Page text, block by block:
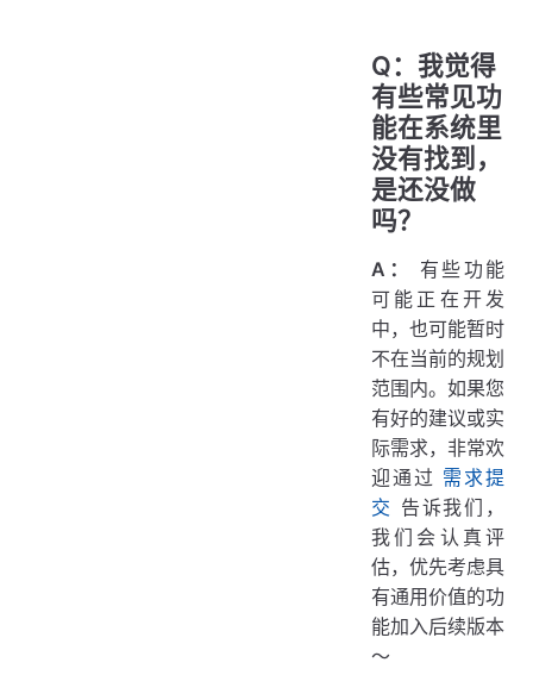
Q：我觉得
有些常见功
能在系统里
没有找到，
是还没做
吗？
A：
有些功能
可能正在开发
中，也可能暂时
不在当前的规划
范围内。如果您
有好的建议或实
际需求，非常欢
迎通过 需求提
交 告诉我们，
我们会认真评
估，优先考虑具
有通用价值的功
能加入后续版本
～